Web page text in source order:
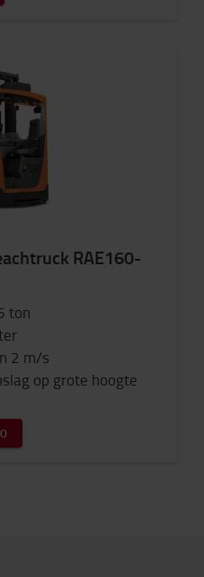
RAE160-
ton
2 m/s
op grote hoogte